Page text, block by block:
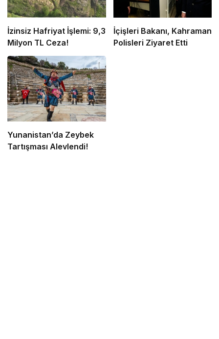
İzinsiz Hafriyat İşlemi: 9,3
Milyon TL Ceza!
İçişleri Bakanı, Kahraman
Polisleri Ziyaret Etti
Yunanistan’da Zeybek
Tartışması Alevlendi!